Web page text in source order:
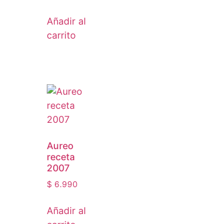
Añadir al
carrito
Aureo
receta
2007
$ 6.990
Añadir al